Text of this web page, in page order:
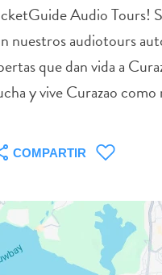
Audio Tours!
nuestros audiotours
que dan vida a
y vive Curazao
COMPARTIR
asegúrese de hacer clic